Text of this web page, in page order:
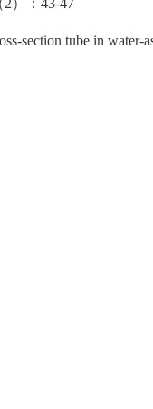
2）： 43-47
tube in water-